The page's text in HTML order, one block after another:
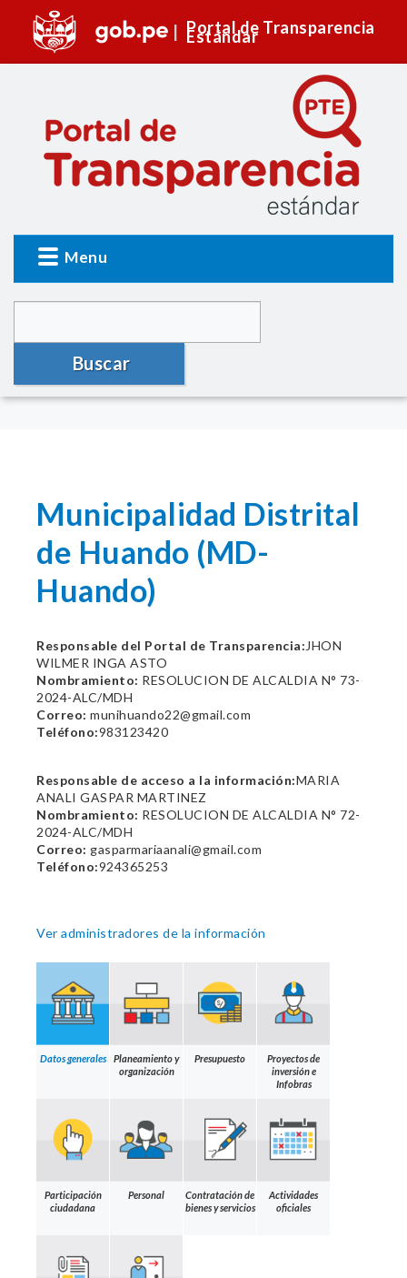
Portal de Transparencia
Estándar
Menu
Buscar
Municipalidad Distrital
de Huando (MD-
Huando)
Responsable del Portal de Transparencia: JHON
WILMER INGA ASTO
Nombramiento: RESOLUCION DE ALCALDIA N° 73-
2024-ALC/MDH
Correo: munihuando22@gmail.com
Teléfono:983123420
Responsable de acceso a la información:MARIA
ANALI GASPAR MARTINEZ
Nombramiento: RESOLUCION DE ALCALDIA N° 72-
2024-ALC/MDH
Correo: gasparmariaanali@gmail.com
Teléfono:924365253
Ver administradores de la información
Datos generales
Planeamiento y
organización
Presupuesto
Proyectos de
inversión e
Infobras
Participación
ciudadana
Personal
Contratación de
bienes y servicios
Actividades
oficiales